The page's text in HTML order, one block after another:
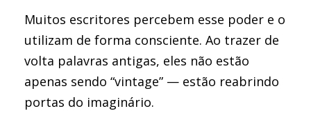
Muitos escritores percebem esse poder e o
utilizam de forma consciente. Ao trazer de
volta palavras antigas, eles não estão
apenas sendo “vintage” — estão reabrindo
portas do imaginário.